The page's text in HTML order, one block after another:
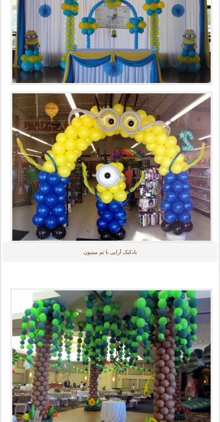
بادکنک آرایی با تم مینیون